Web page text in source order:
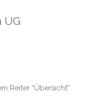
UG
Reiter “Übersicht”